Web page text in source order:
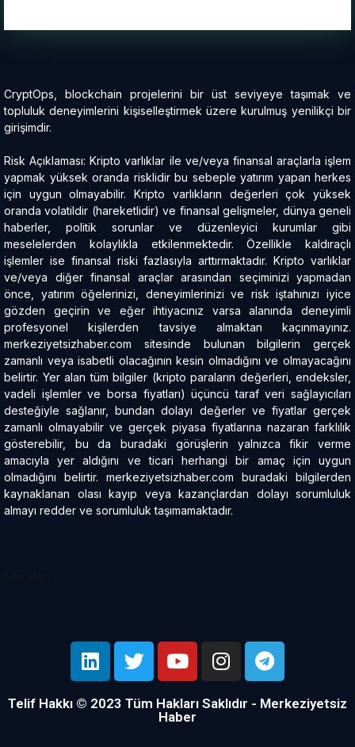
CryptOps, blockchain projelerini bir üst seviyeye taşımak ve
topluluk deneyimlerini kişiselleştirmek üzere kurulmuş yenilikçi bir
girişimdir.
Risk Açıklaması: Kripto varlıklar ile ve/veya finansal araçlarla işlem
yapmak yüksek oranda risklidir bu sebeple yatırım yapan herkes
için uygun olmayabilir. Kripto varlıkların değerleri çok yüksek
oranda volatildir (hareketlidir) ve finansal gelişmeler, dünya geneli
haberler, politik sorunlar ve düzenleyici kurumlar gibi
meselelerden kolaylıkla etkilenmektedir. Özellikle kaldıraçlı
işlemler ise finansal riski fazlasıyla arttırmaktadır. Kripto varlıklar
ve/veya diğer finansal araçlar arasından seçiminizi yapmadan
önce, yatırım öğelerinizi, deneyimlerinizi ve risk iştahınızı iyice
gözden geçirin ve eğer ihtiyacınız varsa alanında deneyimli
profesyonel kişilerden tavsiye almaktan kaçınmayınız.
merkeziyetsizhaber.com sitesinde bulunan bilgilerin gerçek
zamanlı veya isabetli olacağının kesin olmadığını ve olmayacağını
belirtir. Yer alan tüm bilgiler (kripto paraların değerleri, endeksler,
vadeli işlemler ve borsa fiyatları) üçüncü taraf veri sağlayıcıları
desteğiyle sağlanır, bundan dolayı değerler ve fiyatlar gerçek
zamanlı olmayabilir ve gerçek piyasa fiyatlarına nazaran farklılık
gösterebilir, bu da buradaki görüşlerin yalnızca fikir verme
amacıyla yer aldığını ve ticari herhangi bir amaç için uygun
olmadığını belirtir. merkeziyetsizhaber.com buradaki bilgilerden
kaynaklanan olası kayıp veya kazançlardan dolayı sorumluluk
almayı redder ve sorumluluk taşımamaktadır.
Telif Hakkı © 2023 Tüm Hakları Saklıdır - Merkeziyetsiz
Haber